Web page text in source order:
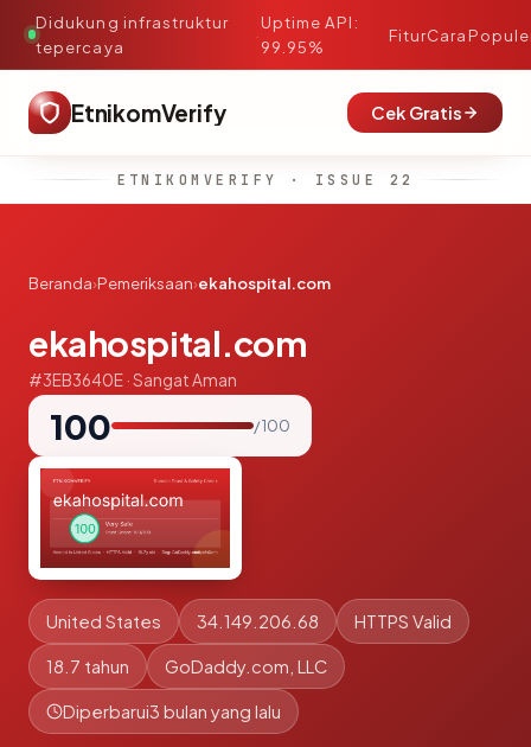
Didukung infrastruktur
tepercaya
·
Uptime API:
99.95%
FiturCara
EtnikomVerify Cek Gratis
ETNIKOMVERIFY · ISSUE 22
Beranda›Pemeriksaan›ekahospital.com
ekahospital.com
#3EB3640E · Sangat Aman
100 / 100
United States 34.149.206.68 HTTPS Valid
18.7 tahun GoDaddy.com, LLC
Diperbarui3 bulan yang lalu